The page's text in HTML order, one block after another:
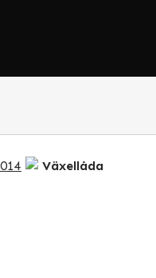
Växellåda